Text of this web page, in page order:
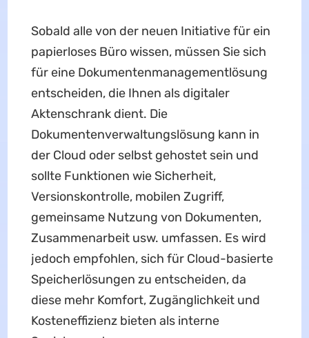
Sobald alle von der neuen Initiative für ein
papierloses Büro wissen, müssen Sie sich
für eine Dokumentenmanagementlösung
entscheiden, die Ihnen als digitaler
Aktenschrank dient. Die
Dokumentenverwaltungslösung kann in
der Cloud oder selbst gehostet sein und
sollte Funktionen wie Sicherheit,
Versionskontrolle, mobilen Zugriff,
gemeinsame Nutzung von Dokumenten,
Zusammenarbeit usw. umfassen. Es wird
jedoch empfohlen, sich für Cloud-basierte
Speicherlösungen zu entscheiden, da
diese mehr Komfort, Zugänglichkeit und
Kosteneffizienz bieten als interne